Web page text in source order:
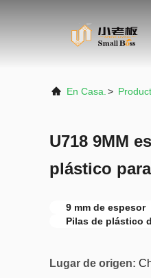
En Casa. >
U718 9MM
plástico
9 mm de espesor
Pilas de plástico
Lugar de origen: